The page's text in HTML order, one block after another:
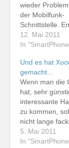
wieder
der Mobilfunk-
Schnittstelle.
es erscheint im
der Hinweis, es
oder man wird
neuerlichen PIN-
Eingabe
Inzwischen
einem Online-
auch ein Base-
von diesem
Es ist also nicht
o2…
12. Mai 2011
In
Und es hat
gemacht…
Wenn man die
hat, sehr
interessante
zu kommen,
nicht lange
warte ich nun mit
Spannung auf
5. Mai 2011
In